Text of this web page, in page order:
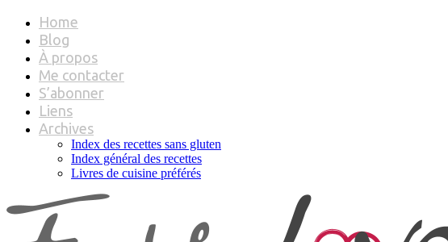
Home
Blog
À propos
Me contacter
S’abonner
Liens
Archives
Index des recettes sans gluten
Index général des recettes
Livres de cuisine préférés